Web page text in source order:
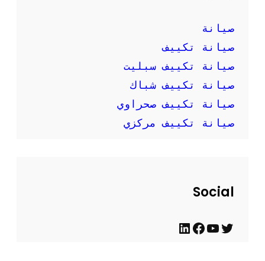
صيانة
صيانة تكييف
صيانة تكييف سبليت
صيانة تكييف شباك
صيانة تكييف صحراوي
صيانة تكييف مركزي
Social
ت ي ف ل